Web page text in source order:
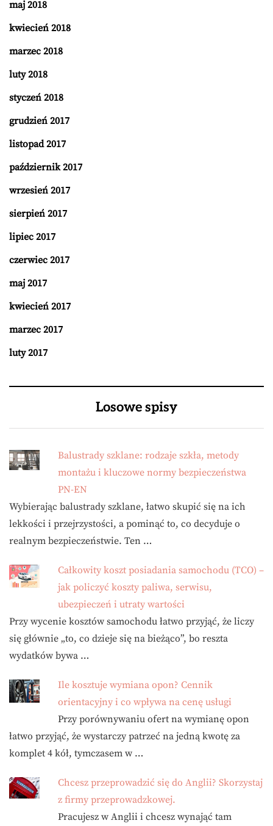
maj 2018
kwiecień 2018
marzec 2018
luty 2018
styczeń 2018
grudzień 2017
listopad 2017
październik 2017
wrzesień 2017
sierpień 2017
lipiec 2017
czerwiec 2017
maj 2017
kwiecień 2017
marzec 2017
luty 2017
Losowe spisy
Balustrady szklane: rodzaje szkła, metody
montażu i kluczowe normy bezpieczeństwa
PN-EN
Wybierając balustrady szklane, łatwo skupić się na ich
lekkości i przejrzystości, a pominąć to, co decyduje o
realnym bezpieczeństwie. Ten …
Całkowity koszt posiadania samochodu (TCO) –
jak policzyć koszty paliwa, serwisu,
ubezpieczeń i utraty wartości
Przy wycenie kosztów samochodu łatwo przyjąć, że liczy
się głównie „to, co dzieje się na bieżąco”, bo reszta
wydatków bywa …
Ile kosztuje wymiana opon? Cennik
orientacyjny i co wpływa na cenę usługi
Przy porównywaniu ofert na wymianę opon
łatwo przyjąć, że wystarczy patrzeć na jedną kwotę za
komplet 4 kół, tymczasem w …
Chcesz przeprowadzić się do Anglii? Skorzystaj
z firmy przeprowadzkowej.
Pracujesz w Anglii i chcesz wynająć tam